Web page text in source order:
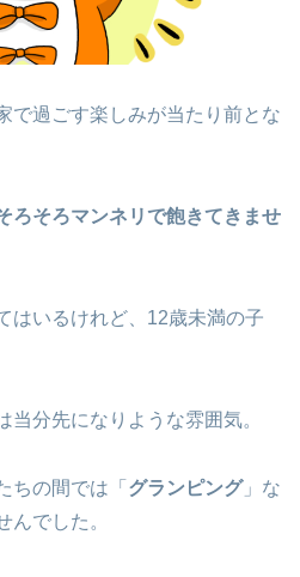
で過ごす楽しみが当たり前とな
ろそろマンネリで飽きてきませ
はいるけれど、12歳未満の子
分先になりような雰囲気。
ちの間では「 グランピング」な
んでした。